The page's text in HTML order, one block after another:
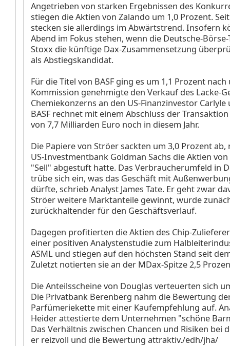
Angetrieben von starken Ergebnissen des
stiegen die Aktien von Zalando um 1,0 Prozent.
stecken sie allerdings im Abwärtstrend. Insofern
Abend im Fokus stehen, wenn die Deutsche-Börse-
Stoxx die künftige Dax-Zusammensetzung
als Abstiegskandidat.
Für die Titel von BASF ging es um 1,1 Prozent nach
Kommission genehmigte den Verkauf des Lacke-
Chemiekonzerns an den US-Finanzinvestor
BASF rechnet mit einem Abschluss der
von 7,7 Milliarden Euro noch in diesem Jahr.
Die Papiere von Ströersackten um 3,0 Prozent ab,
US-Investmentbank Goldman Sachs die Aktien
"Sell" abgestuft hatte. Das Verbraucherumfeld in
trübe sich ein, was das Geschäft mit
dürfte, schrieb Analyst James Tate. Er geht zwar
Ströer weitere Marktanteile gewinnt, wurde
zurückhaltender für den Geschäftsverlauf.
Dagegen profitierten die Aktien des Chip-
einer positiven Analystenstudie zum
ASML und stiegen auf den höchsten Stand seit
Zuletzt notierten sie an der MDax-Spitze 2,5
Die Anteilsscheine von Douglas verteuerten sich
Die Privatbank Berenberg nahm die Bewertung
Parfümeriekette mit einer Kaufempfehlung auf.
Heider attestierte dem Unternehmen "schöne
Das Verhältnis zwischen Chancen und Risiken bei
er reizvoll und die Bewertung attraktiv./edh/jha/